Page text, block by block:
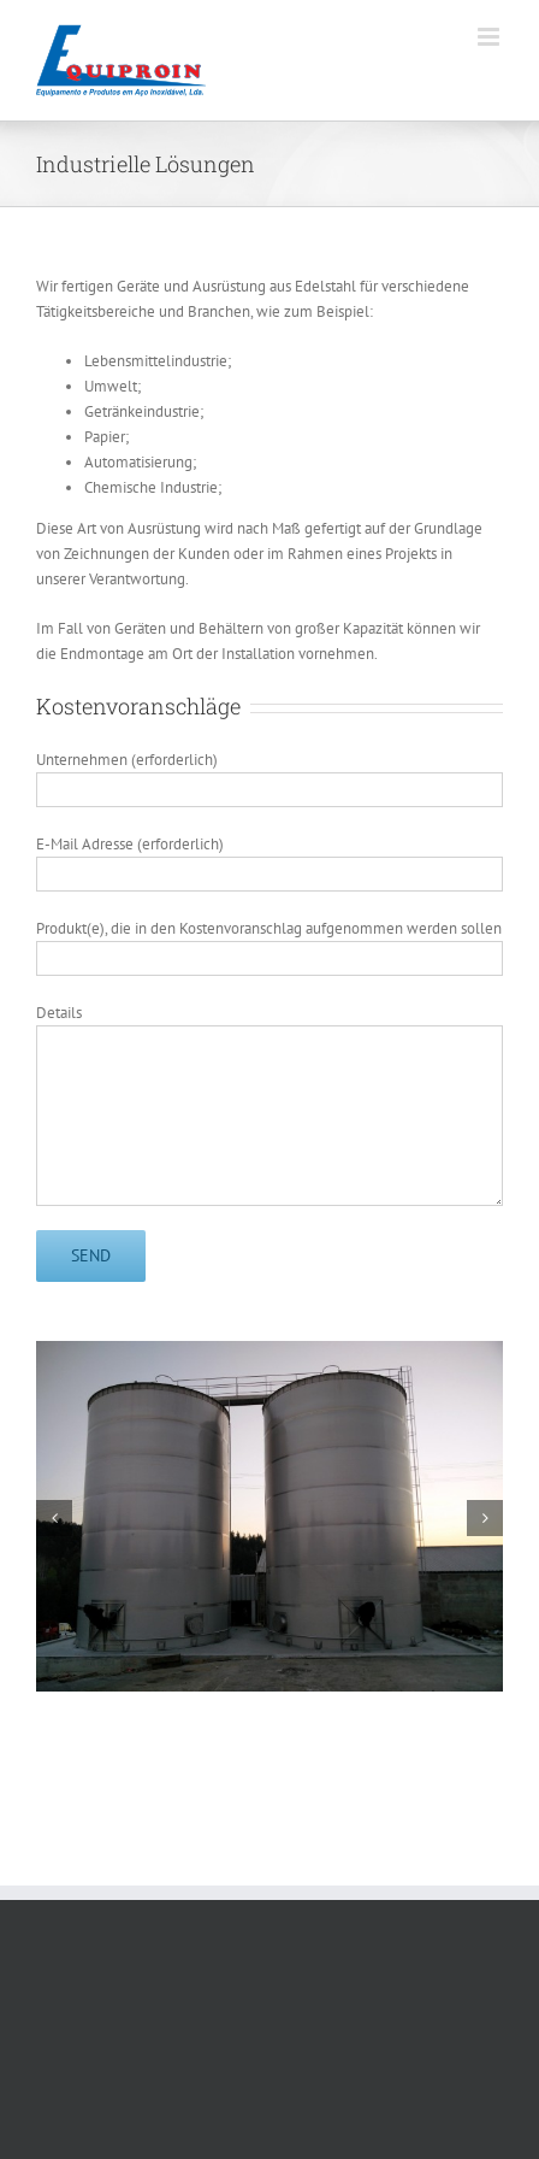
content
Industrielle Lösungen
Wir fertigen Geräte und Ausrüstung aus Edelstahl für verschiedene
Tätigkeitsbereiche und Branchen, wie zum Beispiel:
Lebensmittelindustrie;
Umwelt;
Getränkeindustrie;
Papier;
Automatisierung;
Chemische Industrie;
Diese Art von Ausrüstung wird nach Maß gefertigt auf der Grundlage
von Zeichnungen der Kunden oder im Rahmen eines Projekts in
unserer Verantwortung.
Im Fall von Geräten und Behältern von großer Kapazität können wir
die Endmontage am Ort der Installation vornehmen.
Kostenvoranschläge
Unternehmen (erforderlich)
E-Mail Adresse (erforderlich)
Produkt(e), die in den Kostenvoranschlag aufgenommen werden sollen
Details